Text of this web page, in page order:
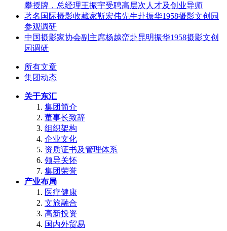
攀授牌，总经理王振宇受聘高层次人才及创业导师
著名国际摄影收藏家靳宏伟先生赴振华1958摄影文创园
参观调研
中国摄影家协会副主席杨越峦赴昆明振华1958摄影文创
园调研
所有文章
集团动态
关于东汇
集团简介
董事长致辞
组织架构
企业文化
资质证书及管理体系
领导关怀
集团荣誉
产业布局
医疗健康
文旅融合
高新投资
国内外贸易